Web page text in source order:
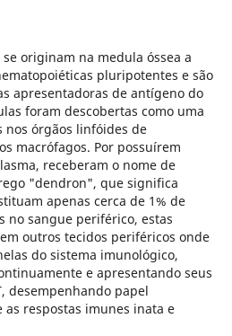
originam na medula óssea a
pluripotentes e são
apresentadoras de antígeno do
foram descobertas como uma
nos órgãos linfóides de
macrófagos. Por possuírem
receberam o nome de
"dendron", que significa
apenas cerca de 1% de
no sangue periférico, estas
outros tecidos periféricos onde
do sistema imunológico,
e apresentando seus
desempenhando papel
respostas imunes inata e